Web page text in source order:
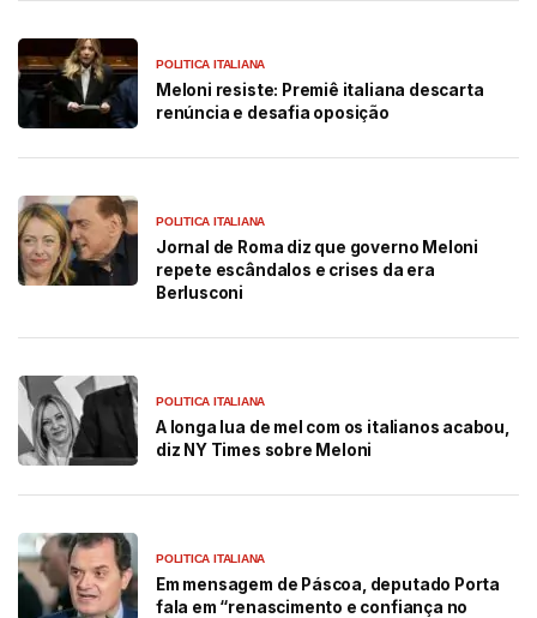
POLITICA ITALIANA
Meloni resiste: Premiê italiana descarta
renúncia e desafia oposição
POLITICA ITALIANA
Jornal de Roma diz que governo Meloni
repete escândalos e crises da era
Berlusconi
POLITICA ITALIANA
A longa lua de mel com os italianos acabou,
diz NY Times sobre Meloni
POLITICA ITALIANA
Em mensagem de Páscoa, deputado Porta
fala em “renascimento e confiança no